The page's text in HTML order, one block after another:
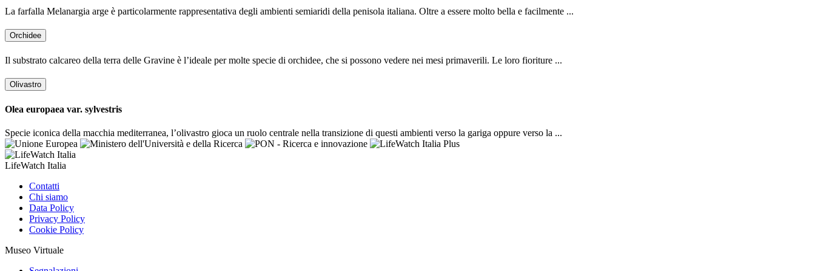
La farfalla Melanargia arge è particolarmente rappresentativa degli ambienti semiaridi della penisola italiana. Oltre a essere molto bella e facilmente ...
Orchidee
Il substrato calcareo della terra delle Gravine è l’ideale per molte specie di orchidee, che si possono vedere nei mesi primaverili. Le loro fioriture ...
Olivastro
Olea europaea var. sylvestris
Specie iconica della macchia mediterranea, l’olivastro gioca un ruolo centrale nella transizione di questi ambienti verso la gariga oppure verso la ...
LifeWatch Italia
Contatti
Chi siamo
Data Policy
Privacy Policy
Cookie Policy
Museo Virtuale